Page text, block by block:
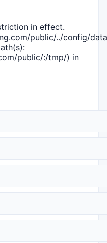
in effect.
public/../config/
public/:/tmp/) in